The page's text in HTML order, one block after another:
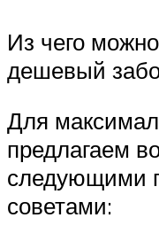
Из чего
дешевый
Для
предлагаем
следующими
советами: